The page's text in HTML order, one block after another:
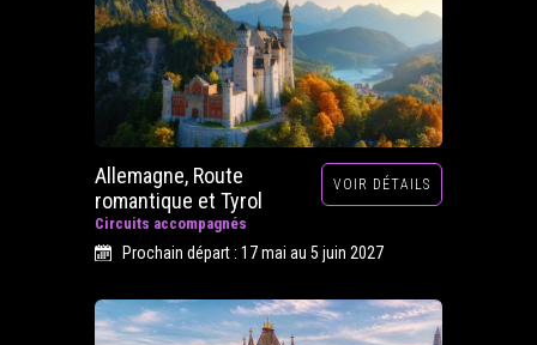
Allemagne, Route
romantique et Tyrol
Circuits accompagnés
VOIR DÉTAILS
Prochain départ : 17 mai au 5 juin 2027